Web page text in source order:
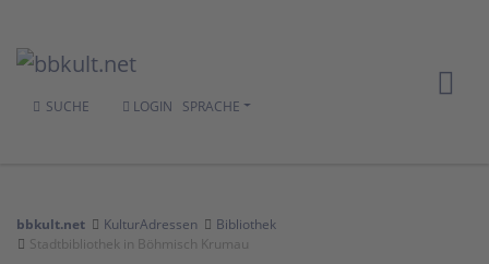
SUCHE LOGIN SPRACHE
bbkult.net KulturAdressen
Bibliothek
Stadtbibliothek in Böhmisch Krumau